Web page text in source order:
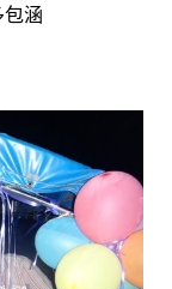
涵